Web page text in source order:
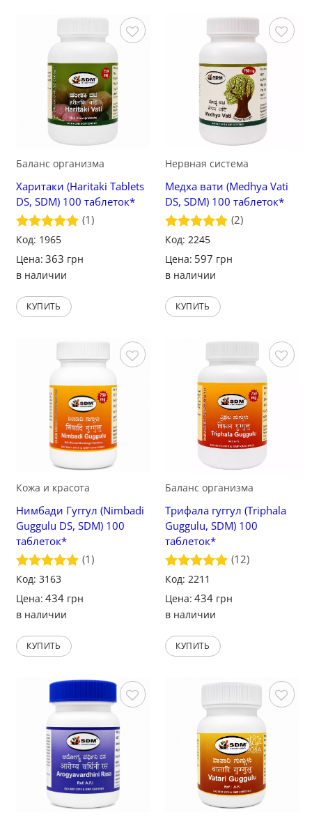
Баланс организма
Харитаки (Haritaki Tablets
DS, SDM) 100 таблеток*
Оценка
(1)
Код: 1965
Цена: 363 грн
в наличии
КУПИТЬ
Нервная система
Медха вати (Medhya Vati
DS, SDM) 100 таблеток*
Оценка
(2)
Код: 2245
Цена: 597 грн
в наличии
КУПИТЬ
Сохранить
Кожа и красота
Нимбади Гуггул (Nimbadi
Guggulu DS, SDM) 100
таблеток*
Оценка
(1)
Код: 3163
Цена: 434 грн
в наличии
КУПИТЬ
Сохранить
Баланс организма
Трифала гуггул (Triphala
Guggulu, SDM) 100
таблеток*
Оценка
(12)
Код: 2211
Цена: 434 грн
в наличии
КУПИТЬ
Сохранить